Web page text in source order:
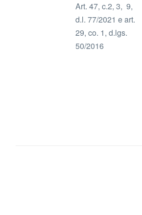
Art. 47, c.2, 3, 9,
d.l. 77/2021 e art.
29, co. 1, d.lgs.
50/2016